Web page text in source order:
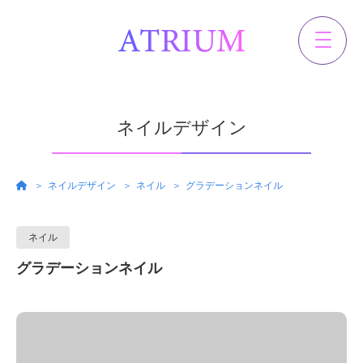
ネイルデザイン
ネイルデザイン ネイル グラデーションネイル
ネイル
グラデーションネイル